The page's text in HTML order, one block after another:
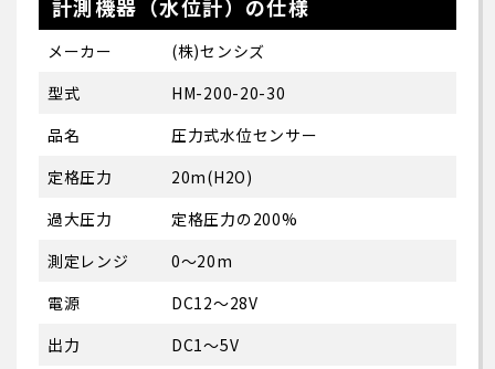
計測機器（水位計）の仕様
メーカー
(株)センシズ
型式
HM-200-20-30
品名
圧力式水位センサー
定格圧力
20m(H2O)
過大圧力
定格圧力の200%
測定レンジ
0～20m
電源
DC12～28V
出力
DC1～5V